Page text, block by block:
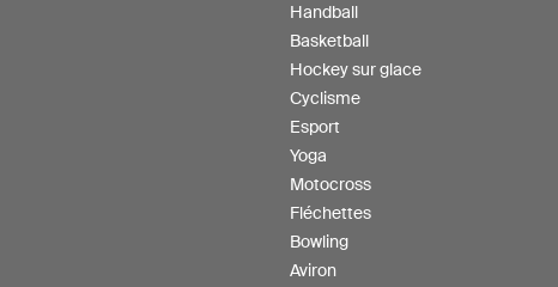
Handball
Basketball
Hockey sur glace
Cyclisme
Esport
Yoga
Motocross
Fléchettes
Bowling
Aviron